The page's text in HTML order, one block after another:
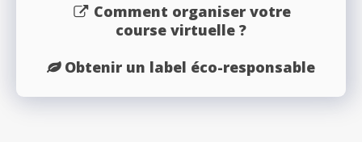
Comment organiser votre
course virtuelle ?
Obtenir un label éco-responsable